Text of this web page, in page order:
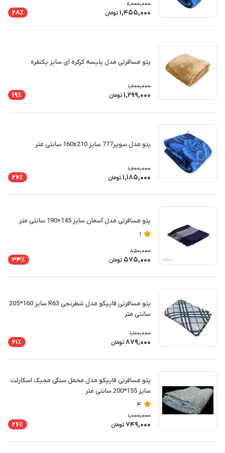
2,000,000
1,455,000 تومان 28٪
پتو مسافرتی مدل پلیسه کرکره ای سایز یکنفره
1,600,000
1,299,000 تومان 19٪
پتو مدل سوپر777 سایز 160x210 سانتی متر
1,600,000
1,185,000 تومان 26٪
پتو مسافرتی مدل آسمان سایز 145×190 سانتی متر
1
850,000
575,000 تومان 33٪
پتو مسافرتی فایپکو مدل شطرنجی R63 سایز 160*205
سانتی متر
1,100,000
879,000 تومان 21٪
پتو مسافرتی فایپکو مدل مخمل سنگی مجیک اسکارلت
سایز 155*200 سانتی متر
4
1,000,000
749,000 تومان 26٪